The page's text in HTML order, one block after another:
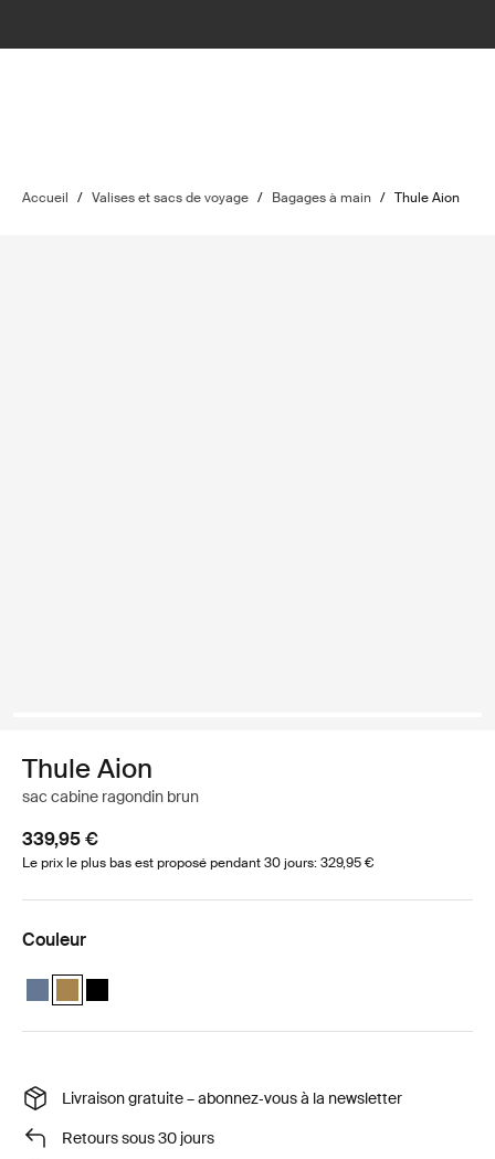
Accueil / Valises et sacs de voyage / Bagages à main / Thule Aion
Thule Aion
sac cabine ragondin brun
339,95 €
Le prix le plus bas est proposé pendant 30 jours: 329,95 €
Couleur
Thule Aion carry on spinner Ardoise foncée
Thule Aion carry on spinner Nutria brown (selected)
Thule Aion carry on spinner Noir
Livraison gratuite – abonnez‑vous à la newsletter
Retours sous 30 jours